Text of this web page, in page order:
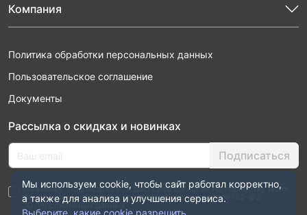
Компания
Политика обработки персональных данных
Пользовательское соглашение
Документы
Рассылка о скидках и новинках
Подписаться
Нажимая “Подписаться”, я даю свое согласие на обработку моих
персональных данных в соответствии с законом №152-ФЗ
“О персональных данных”
Мы используем cookie, чтобы сайт работал корректно,
а также для анализа и улучшения сервиса.
Выберите, какие cookie разрешить